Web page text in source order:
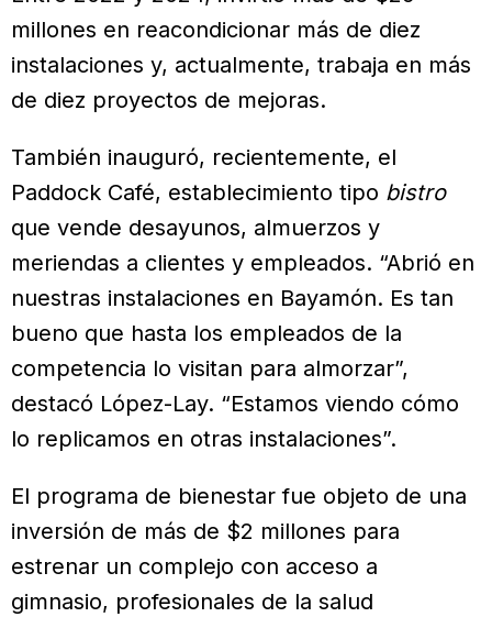
millones en reacondicionar más de diez
instalaciones y, actualmente, trabaja en más
de diez proyectos de mejoras.
También inauguró, recientemente, el
Paddock Café, establecimiento tipo bistro
que vende desayunos, almuerzos y
meriendas a clientes y empleados. “Abrió en
nuestras instalaciones en Bayamón. Es tan
bueno que hasta los empleados de la
competencia lo visitan para almorzar”,
destacó López-Lay. “Estamos viendo cómo
lo replicamos en otras instalaciones”.
El programa de bienestar fue objeto de una
inversión de más de $2 millones para
estrenar un complejo con acceso a
gimnasio, profesionales de la salud